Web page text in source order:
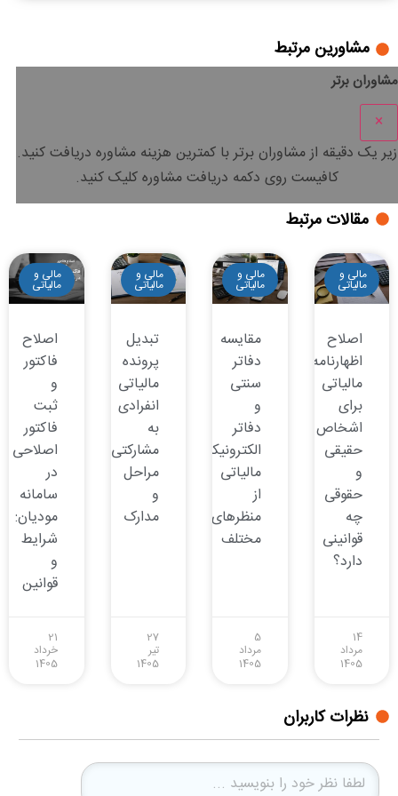
مشاورین مرتبط
مشاوران برتر
×
زیر یک دقیقه از مشاوران برتر باکمترین هزینه مشاوره دریافت کنید.
کافیست روی دکمه دریافت مشاوره کلیک کنید.
مقالات مرتبط
مالی و
مالیاتی
اصلاح
اظهارنامه
مالیاتی
برای
اشخاص
حقیقی
و
حقوقی
چه
قوانینی
دارد؟
14
مرداد
1405
مالی و
مالیاتی
مقایسه
دفاتر
سنتی
و
دفاتر
الکترونیکی
مالیاتی
از
منظرهای
مختلف
5
مرداد
1405
مالی و
مالیاتی
تبدیل
پرونده
مالیاتی
انفرادی
به
مشارکتی:
مراحل
و
مدارک
27
تیر
1405
مالی و
مالیاتی
اصلاح
فاکتور
و
ثبت
فاکتور
اصلاحی
در
سامانه
مودیان:
شرایط
و
قوانین
21
خرداد
1405
نظرات کاربران